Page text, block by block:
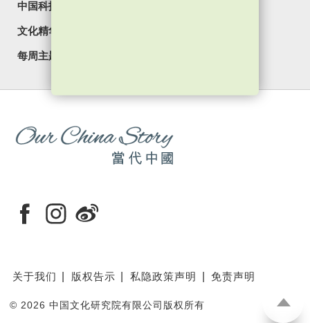
中国科技
文化精华
每周主题
关于我们 版权告示 私隐政策声明 免责声明
© 2026 中国文化研究院有限公司版权所有